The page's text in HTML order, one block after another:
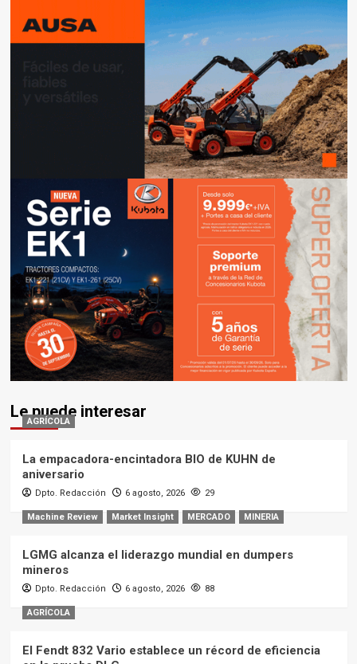
Le puede interesar
AGRÍCOLA
La empacadora-encintadora BIO de KUHN de
aniversario
Dpto. Redacción 6 agosto, 2026 29
Machine Review Market Insight MERCADO MINERIA
LGMG alcanza el liderazgo mundial en dumpers
mineros
Dpto. Redacción 6 agosto, 2026 88
AGRÍCOLA
El Fendt 832 Vario establece un récord de eficiencia